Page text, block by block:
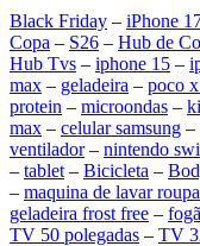
Black Friday – iPhone
Copa – S26 – Hub de
Hub Tvs – iphone 15 –
max – geladeira – poco
protein – microondas –
max – celular samsung –
ventilador– nintendo
– tablet – Bicicleta –
– maquina de lavar roupa
geladeira frost free –
TV 50 polegadas – TV